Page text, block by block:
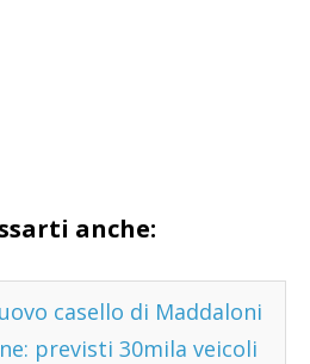
anche:
casello di Maddaloni
previsti 30mila veicoli